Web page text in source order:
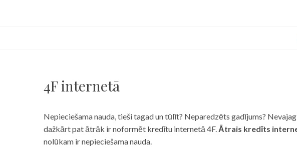
4F internetā
Nepieciešama nauda, tieši tagad un tūlīt? Neparedzēts gadījums?
dažkārt pat ātrāk ir noformēt kredītu internetā 4F. Ātrais kredīts
nolūkam ir nepieciešama nauda.